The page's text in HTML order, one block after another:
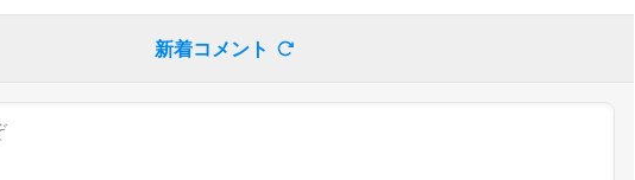
新着コメント